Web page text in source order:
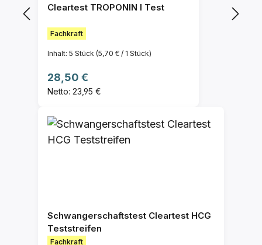
Cleartest TROPONIN I Test
Fachkraft
Inhalt: 5 Stück (5,70 € / 1 Stück)
Regulärer Preis:
28,50 €
Netto: 23,95 €
Schwangerschaftstest Cleartest HCG
Teststreifen
Fachkraft